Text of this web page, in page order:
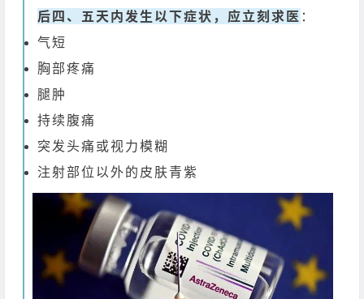
后四、五天内发生以下症状，应立刻求医 ：
气短
胸部疼痛
腿肿
持续腹痛
突发头痛或视力模糊
注射部位以外的皮肤青紫